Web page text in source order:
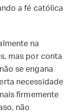
a fé católica
na
mas por conta
se engana
necessidade
firmemente
não